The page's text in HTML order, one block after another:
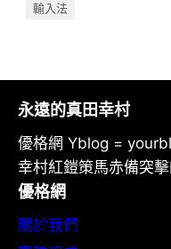
輸入法
永遠的真田幸村
優格網 Yblog =
幸村紅鎧策馬赤備突
優格網
關於我們